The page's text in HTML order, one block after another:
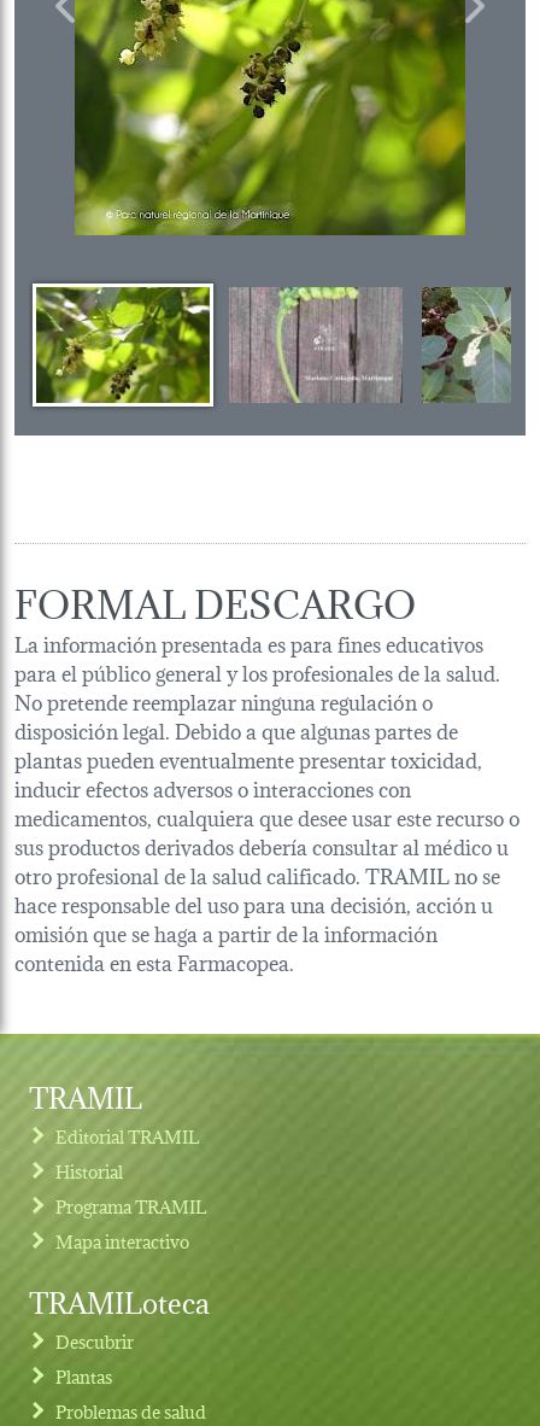
Previous Next
FORMAL DESCARGO
La información presentada es para fines educativos
para el público general y los profesionales de la salud.
No pretende reemplazar ninguna regulación o
disposición legal. Debido a que algunas partes de
plantas pueden eventualmente presentar toxicidad,
inducir efectos adversos o interacciones con
medicamentos, cualquiera que desee usar este recurso o
sus productos derivados debería consultar al médico u
otro profesional de la salud calificado. TRAMIL no se
hace responsable del uso para una decisión, acción u
omisión que se haga a partir de la información
contenida en esta Farmacopea.
TRAMIL
Editorial TRAMIL
Historial
Programa TRAMIL
Mapa interactivo
TRAMILoteca
Descubrir
Plantas
Problemas de salud